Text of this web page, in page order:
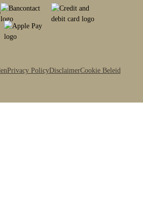
Privacy PolicyDisclaimerCookie Beleid